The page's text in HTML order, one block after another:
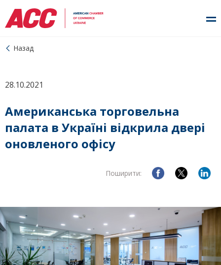
Назад
28.10.2021
Американська торговельна
палата в Україні відкрила двері
оновленого офісу
Поширити: